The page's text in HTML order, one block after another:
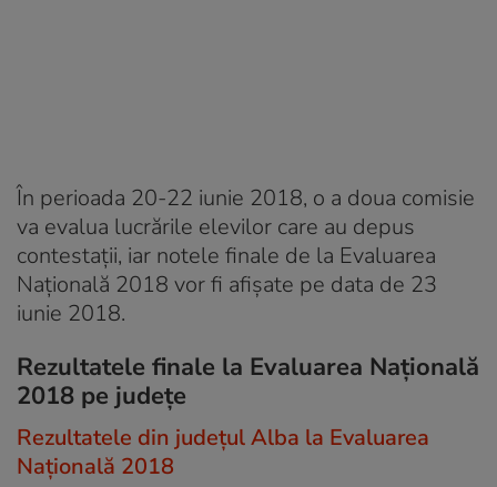
În perioada 20-22 iunie 2018, o a doua comisie
va evalua lucrările elevilor care au depus
contestații, iar notele finale de la Evaluarea
Națională 2018 vor fi afișate pe data de 23
iunie 2018.
Rezultatele finale la Evaluarea Națională
2018 pe judeţe
Rezultatele din județul Alba la Evaluarea
Națională 2018